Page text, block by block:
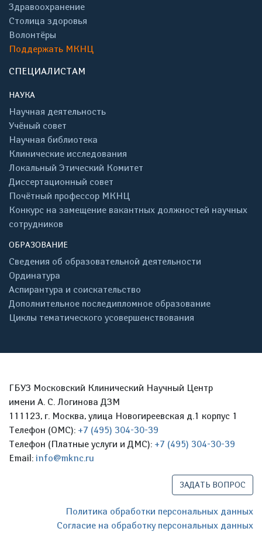
Здравоохранение
Столица здоровья
Волонтёры
Поддержать МКНЦ
СПЕЦИАЛИСТАМ
НАУКА
Научная деятельность
Учёный совет
Научная библиотека
Клинические исследования
Локальный Этический Комитет
Диссертационный совет
Почётный профессор МКНЦ
Конкурс на замещение вакантных должностей научных
сотрудников
ОБРАЗОВАНИЕ
Сведения об образовательной деятельности
Ординатура
Аспирантура и соискательство
Дополнительное последипломное образование
Циклы тематического усовершенствования
ГБУЗ Московский Клинический Научный Центр
имени А. С. Логинова ДЗМ
111123, г. Москва, улица Новогиреевская д.1 корпус 1
Телефон (ОМС): +7 (495) 304-30-39
Телефон (Платные услуги и ДМС): +7 (495) 304-30-39
Email: info@mknc.ru
ЗАДАТЬ ВОПРОС
Политика обработки персональных данных
Согласие на обработку персональных данных